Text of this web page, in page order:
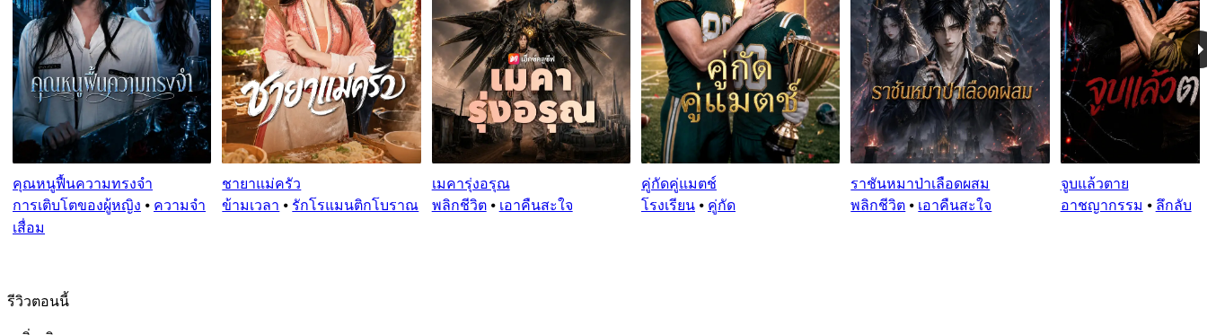
คุณหนูฟื้นความทรงจำ
การเติบโตของผู้หญิง ⦁ ความจำ
เสื่อม
ชายาแม่ครัว
ข้ามเวลา ⦁ รักโรแมนติกโบราณ
เมคารุ่งอรุณ
พลิกชีวิต⦁ เอาคืนสะใจ
คู่กัดคู่แมตช์
โรงเรียน⦁ คู่กัด
ราชันหมาป่าเลือดผสม
พลิกชีวิต ⦁ เอาคืนสะใจ
จูบแล้วตาย
อาชญากรรม ⦁ ลึกลับ
รีวิวตอนนี้